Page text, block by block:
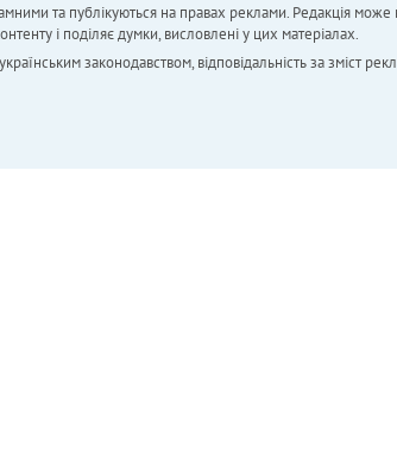
та публікуються на правах реклами. Редакція може
і поділяє думки, висловлені у цих матеріалах.
законодавством, відповідальність за зміст